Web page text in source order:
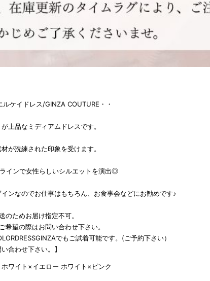
ルケイドレス/GINZA COUTURE・・
上品なミディアムドレスです。
が洗練された印象を受けます。
インで女性らしいシルエットを演出◎
ンなのでお仕事はもちろん、お食事会などにお勧めです♪
のためお届け指定不可。
希望の際はお問い合わせ下さい。
でもご試着可能です。(ご予約下さい）
合わせ下さい。】
ワイト×イエロー ホワイト×ピンク